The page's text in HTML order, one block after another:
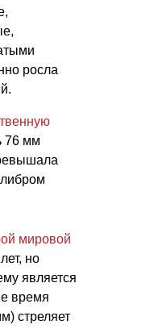
росла
76 мм
мировой
но
является
время
стреляет